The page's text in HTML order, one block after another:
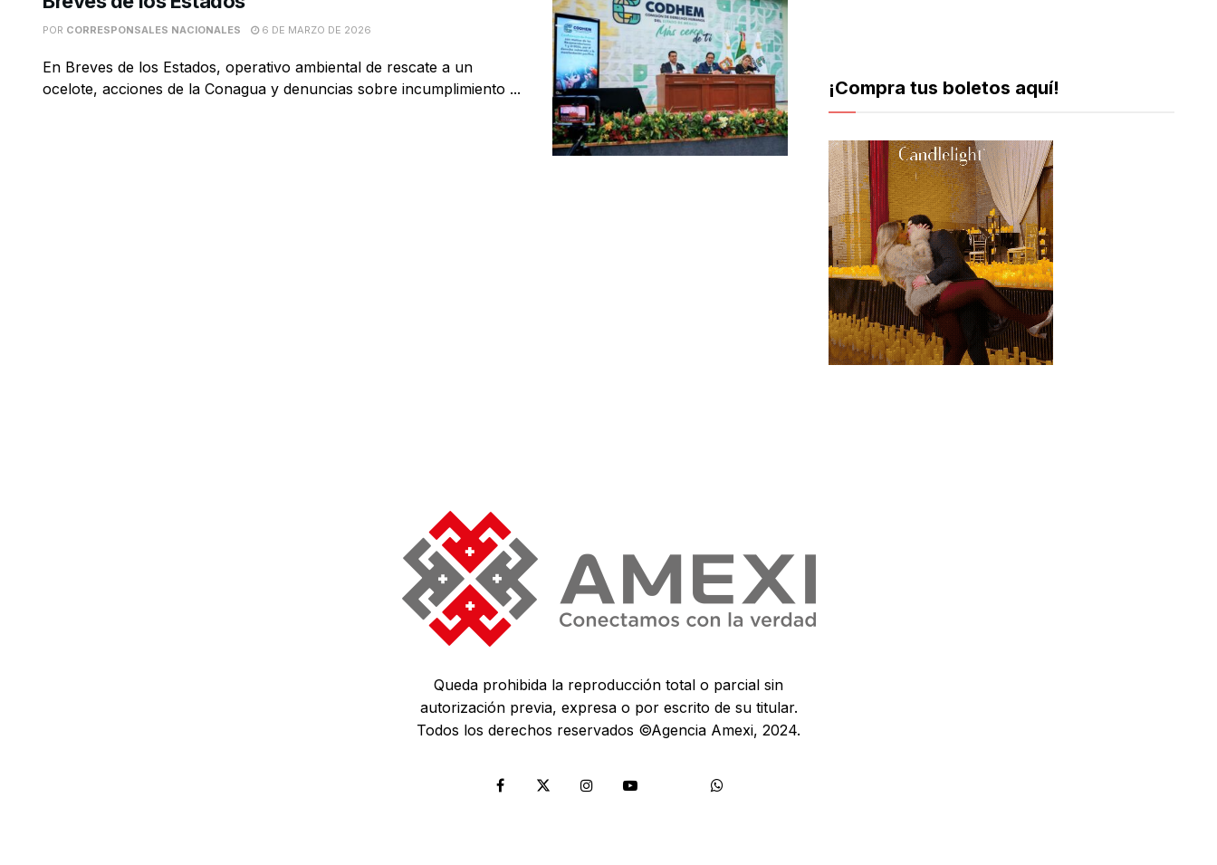
POR CORRESPONSALES NACIONALES 6 DE MARZO DE 2026
En Breves de los Estados, operativo ambiental de rescate a un
ocelote, acciones de la Conagua y denuncias sobre incumplimiento ...
¡Compra tus boletos aquí!
Queda prohibida la reproducción total o parcial sin
autorización previa, expresa o por escrito de su titular.
Todos los derechos reservados ©Agencia Amexi, 2024.